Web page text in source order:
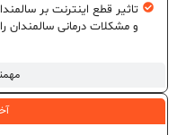
تاثیر قطع اینترنت بر
و مشکلات درمانی سالمندان